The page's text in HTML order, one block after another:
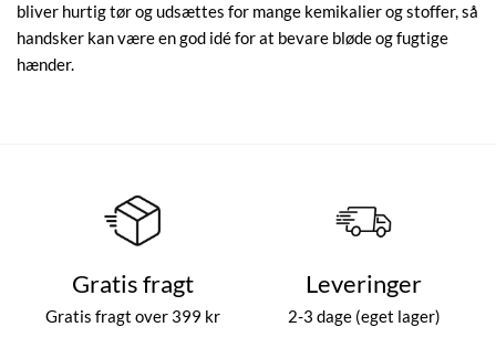
bliver hurtig tør og udsættes for mange kemikalier og stoffer, så
handsker kan være en god idé for at bevare bløde og fugtige
hænder.
Gratis fragt
Gratis fragt over 399 kr
Leveringer
2-3 dage (eget lager)